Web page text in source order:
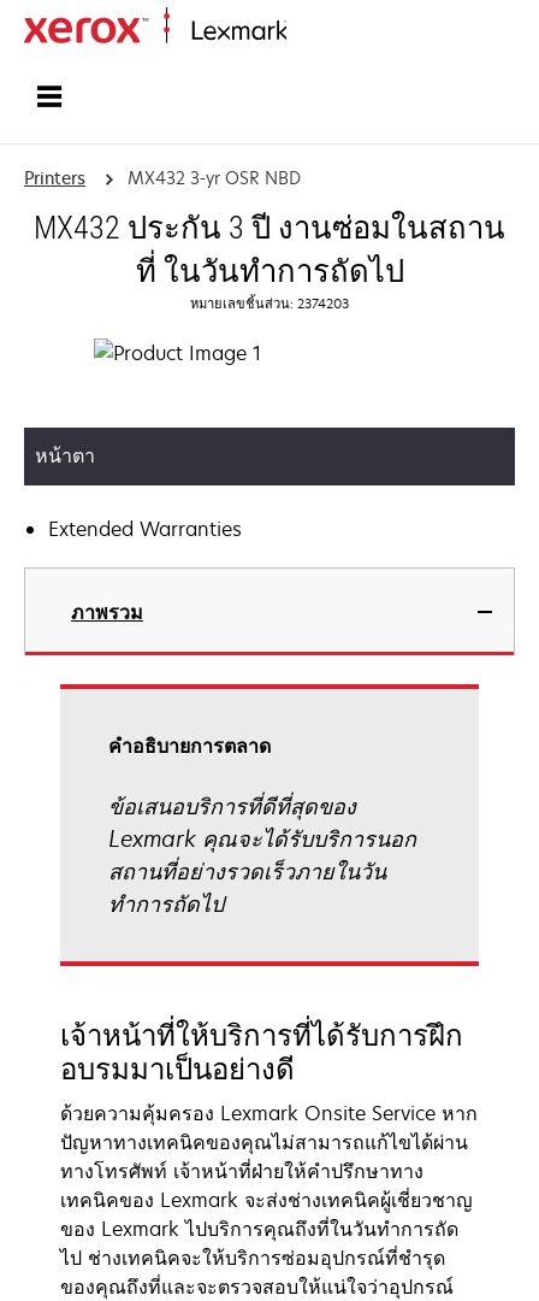
Printers MX432 3-yr OSR NBD
MX432 ประกัน 3 ปี งานซ่อมในสถาน
ที่ ในวันทำการถัดไป
หมายเลขชิ้นส่วน: 2374203
หน้าตา
Extended Warranties
ภาพรวม
คําอธิบายการตลาด
ข้อเสนอบริการที่ดีที่สุดของ
Lexmark คุณจะได้รับบริการนอก
สถานที่อย่างรวดเร็วภายในวัน
ทำการถัดไป
เจ้าหน้าที่ให้บริการที่ได้รับการฝึก
อบรมมาเป็นอย่างดี
ด้วยความคุ้มครอง Lexmark Onsite Service หาก
ปัญหาทางเทคนิคของคุณไม่สามารถแก้ไขได้ผ่าน
ทางโทรศัพท์ เจ้าหน้าที่ฝ่ายให้คำปรึกษาทาง
เทคนิคของ Lexmark จะส่งช่างเทคนิคผู้เชี่ยวชาญ
ของ Lexmark ไปบริการคุณถึงที่ในวันทำการถัด
ไป ช่างเทคนิคจะให้บริการซ่อมอุปกรณ์ที่ชำรุด
ของคุณถึงที่และจะตรวจสอบให้แน่ใจว่าอุปกรณ์